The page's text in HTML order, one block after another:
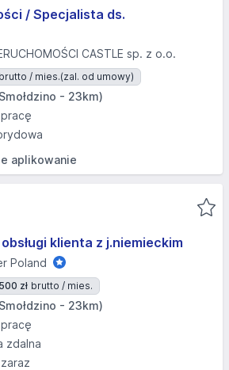
/ Specjalista ds.
CASTLE sp. z o.o.
brutto / mies.(zal. od umowy)
- 23km)
aplikowanie
klienta z j.niemieckim
Poland
zł brutto / mies.
- 23km)
zdalna